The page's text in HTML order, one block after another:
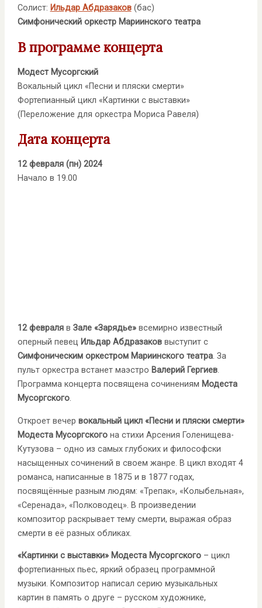
Солист: Ильдар Абдразаков(бас)
Симфонический оркестр Мариинского театра
В программе концерта
Модест Мусоргский
Вокальный цикл «Песни и пляски смерти»
Фортепианный цикл «Картинки с выставки»
(Переложение для оркестра Мориса Равеля)
Дата концерта
12 февраля (пн) 2024
Начало в 19.00
12 февраля в Зале «Зарядье»всемирно известный
оперный певец Ильдар Абдразаковвыступит с
Симфоническим оркестром Мариинского театра. За
пульт оркестра встанет маэстро Валерий Гергиев.
Программа концерта посвящена сочинениям Модеста
Мусоргского.
Откроет вечер вокальный цикл «Песни и пляски смерти»
Модеста Мусоргскогона стихи Арсения Голенищева-
Кутузова – одно из самых глубоких и философски
насыщенных сочинений в своем жанре. В цикл входят 4
романса, написанные в 1875 и в 1877 годах,
посвящённые разным людям: «Трепак», «Колыбельная»,
«Серенада», «Полководец». В произведении
композитор раскрывает тему смерти, выражая образ
смерти в её разных обликах.
«Картинки с выставки» Модеста Мусоргского – цикл
фортепианных пьес, яркий образец программной
музыки. Композитор написал серию музыкальных
картин в память о друге – русском художнике,